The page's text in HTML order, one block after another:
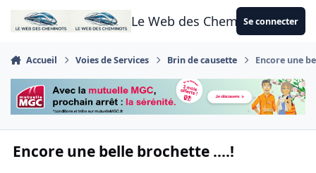
Aller au contenu
Le Web des CheminotsSe connecter
Accueil Voies de Services Brin de causette Encore une
Encore une belle brochette ....!